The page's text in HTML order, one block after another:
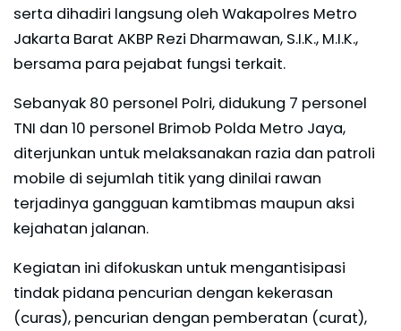
serta dihadiri langsung oleh Wakapolres Metro
Jakarta Barat AKBP Rezi Dharmawan, S.I.K., M.I.K.,
bersama para pejabat fungsi terkait.
Sebanyak 80 personel Polri, didukung 7 personel
TNI dan 10 personel Brimob Polda Metro Jaya,
diterjunkan untuk melaksanakan razia dan patroli
mobile di sejumlah titik yang dinilai rawan
terjadinya gangguan kamtibmas maupun aksi
kejahatan jalanan.
Kegiatan ini difokuskan untuk mengantisipasi
tindak pidana pencurian dengan kekerasan
(curas), pencurian dengan pemberatan (curat),